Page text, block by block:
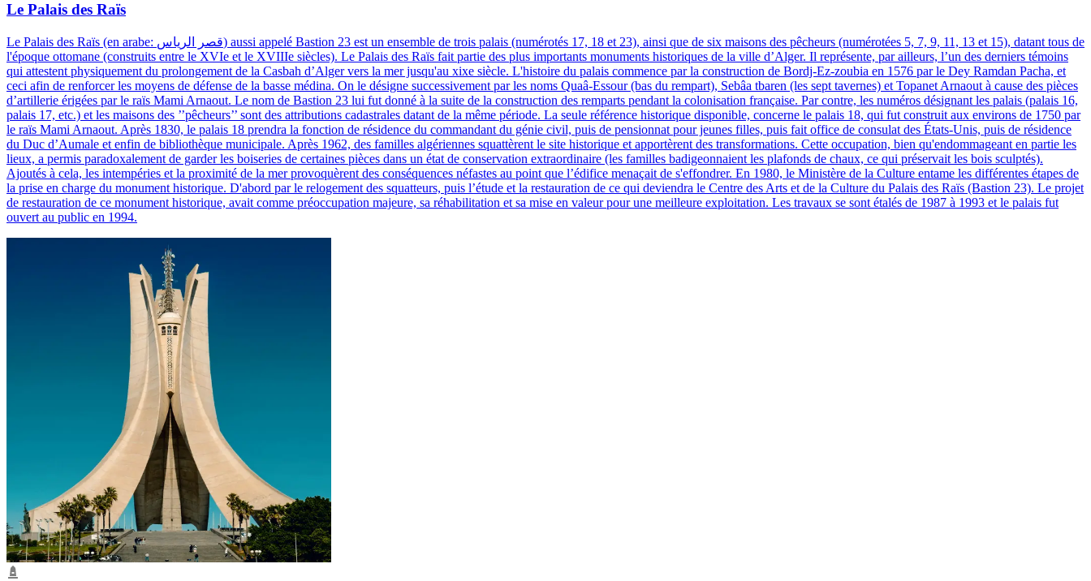
Le Palais des Raïs
Le Palais des Raïs (en arabe: قصر الرياس) aussi appelé Bastion 23 est un ensemble de trois palais (numérotés 17, 18 et 23), ainsi que de six maisons des pêcheurs (numérotées 5, 7, 9, 11, 13 et 15), datant tous de
l'époque ottomane (construits entre le XVIe et le XVIIIe siècles). Le Palais des Raïs fait partie des plus importants monuments historiques de la ville d’Alger. Il représente, par ailleurs, l’un des derniers témoins
qui attestent physiquement du prolongement de la Casbah d’Alger vers la mer jusqu'au xixe siècle. L'histoire du palais commence par la construction de Bordj-Ez-zoubia en 1576 par le Dey Ramdan Pacha, et
ceci afin de renforcer les moyens de défense de la basse médina. On le désigne successivement par les noms Quaâ-Essour (bas du rempart), Sebâa tbaren (les sept tavernes) et Topanet Arnaout à cause des pièces
d’artillerie érigées par le raïs Mami Arnaout. Le nom de Bastion 23 lui fut donné à la suite de la construction des remparts pendant la colonisation française. Par contre, les numéros désignant les palais (palais 16,
palais 17, etc.) et les maisons des ’’pêcheurs’’ sont des attributions cadastrales datant de la même période. La seule référence historique disponible, concerne le palais 18, qui fut construit aux environs de 1750 par
le raïs Mami Arnaout. Après 1830, le palais 18 prendra la fonction de résidence du commandant du génie civil, puis de pensionnat pour jeunes filles, puis fait office de consulat des États-Unis, puis de résidence
du Duc d’Aumale et enfin de bibliothèque municipale. Après 1962, des familles algériennes squattèrent le site historique et apportèrent des transformations. Cette occupation, bien qu'endommageant en partie les
lieux, a permis paradoxalement de garder les boiseries de certaines pièces dans un état de conservation extraordinaire (les familles badigeonnaient les plafonds de chaux, ce qui préservait les bois sculptés).
Ajoutés à cela, les intempéries et la proximité de la mer provoquèrent des conséquences néfastes au point que l’édifice menaçait de s'effondrer. En 1980, le Ministère de la Culture entame les différentes étapes de
la prise en charge du monument historique. D'abord par le relogement des squatteurs, puis l’étude et la restauration de ce qui deviendra le Centre des Arts et de la Culture du Palais des Raïs (Bastion 23). Le projet
de restauration de ce monument historique, avait comme préoccupation majeure, sa réhabilitation et sa mise en valeur pour une meilleure exploitation. Les travaux se sont étalés de 1987 à 1993 et le palais fut
ouvert au public en 1994.